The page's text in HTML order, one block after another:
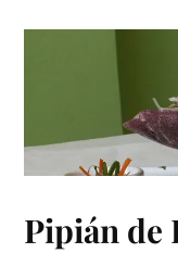
Pipián de